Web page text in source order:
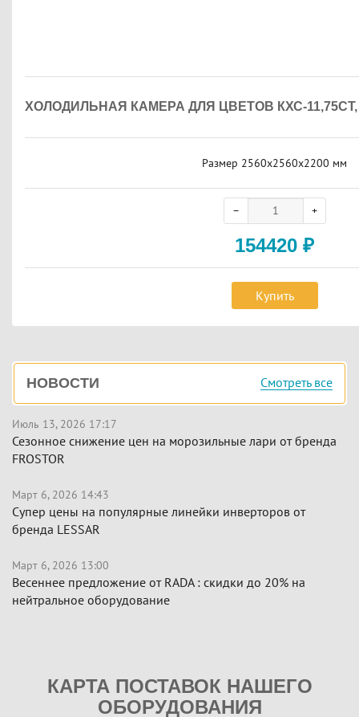
ХОЛОДИЛЬНАЯ КАМЕРА ДЛЯ ЦВЕТОВ КХС-
Размер 2560х2560х2200 мм
154420 ₽
Купить
Боковая
панель
НОВОСТИ Смотреть все
Июль 13, 2026 17:17
Сезонное снижение цен на морозильные лари от бренда
FROSTOR
Март 6, 2026 14:43
Супер цены на популярные линейки инверторов от
бренда LESSAR
Март 6, 2026 13:00
Весеннее предложение от RADA : скидки до 20% на
нейтральное оборудование
КАРТА ПОСТАВОК НАШЕГО
ОБОРУДОВАНИЯ